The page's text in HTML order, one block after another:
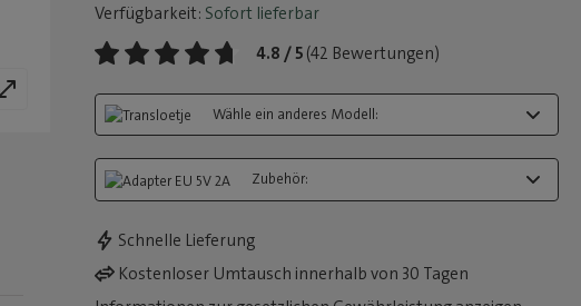
Verfügbarkeit: Sofort lieferbar
4.8 / 5 (42 Bewertungen)
Wähle ein anderes Modell:
Zubehör:
Schnelle Lieferung
Kostenloser Umtausch innerhalb von 30 Tagen